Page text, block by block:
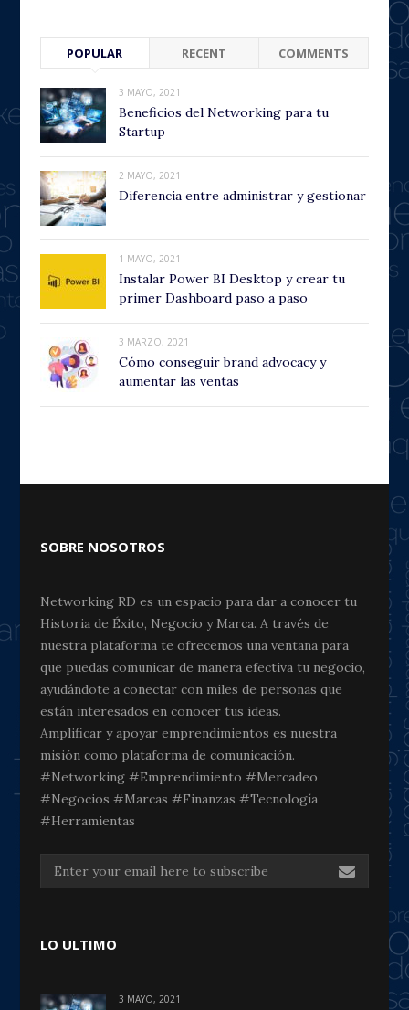
POPULAR RECENT COMMENTS
3 MAYO, 2021
Beneficios del Networking para tu
Startup
2 MAYO, 2021
Diferencia entre administrar y gestionar
1 MAYO, 2021
Instalar Power BI Desktop y crear tu
primer Dashboard paso a paso
3 MARZO, 2021
Cómo conseguir brand advocacy y
aumentar las ventas
SOBRE NOSOTROS
Networking RD es un espacio para dar a conocer tu
Historia de Éxito, Negocio y Marca. A través de
nuestra plataforma te ofrecemos una ventana para
que puedas comunicar de manera efectiva tu negocio,
ayudándote a conectar con miles de personas que
están interesados en conocer tus ideas.
Amplificar y apoyar emprendimientos es nuestra
misión como plataforma de comunicación.
#Networking #Emprendimiento #Mercadeo
#Negocios #Marcas #Finanzas #Tecnología
#Herramientas
LO ULTIMO
3 MAYO, 2021